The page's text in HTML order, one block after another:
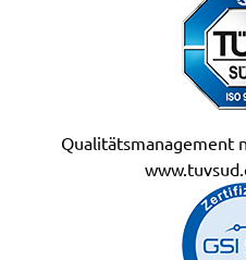
Qualitätsmanagement